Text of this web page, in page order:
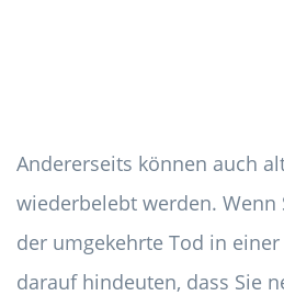
Andererseits können auch
wiederbelebt werden. Wenn
der umgekehrte Tod in
darauf hindeuten, dass Sie